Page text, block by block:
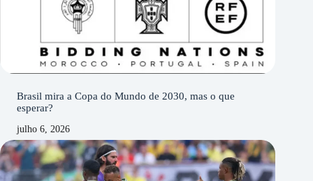
Brasil mira a Copa do Mundo de 2030, mas o que
esperar?
julho 6, 2026